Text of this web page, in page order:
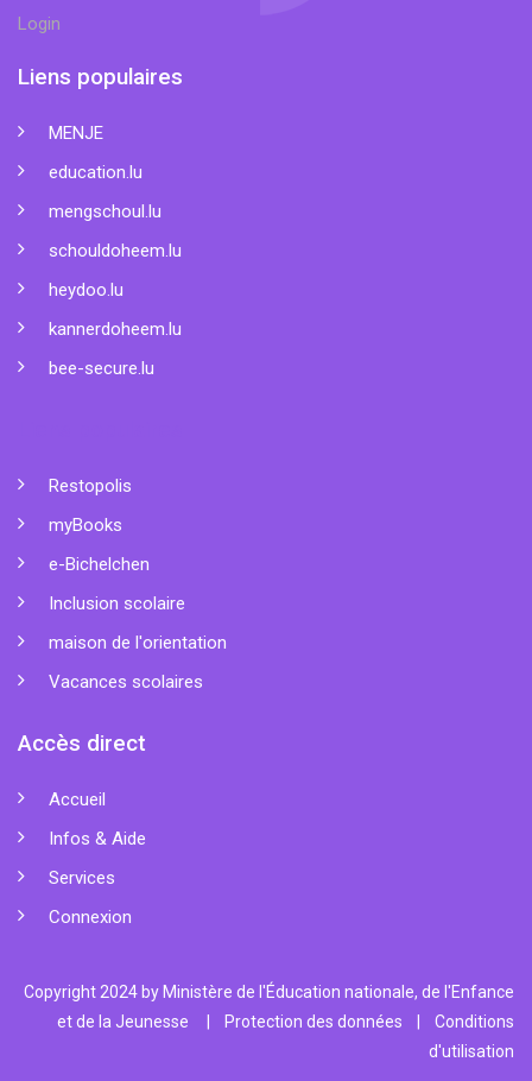
Login
Liens populaires
MENJE
education.lu
mengschoul.lu
schouldoheem.lu
heydoo.lu
kannerdoheem.lu
bee-secure.lu
Restopolis
myBooks
e-Bichelchen
Inclusion scolaire
maison de l'orientation
Vacances scolaires
Accès direct
Accueil
Infos & Aide
Services
Connexion
Copyright 2024 by Ministère de l'Éducation nationale, de l'Enfance
et de la Jeunesse
Protection des données
Conditions
d'utilisation